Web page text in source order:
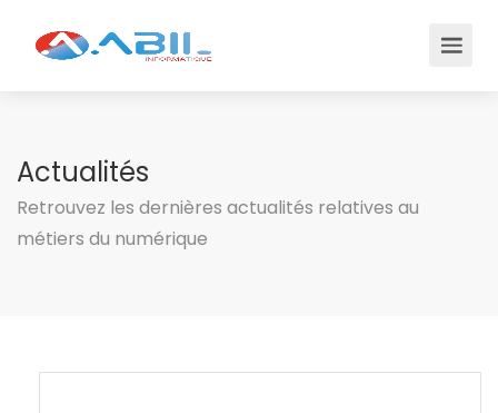
Actualités
Retrouvez les dernières actualités relatives au
métiers du numérique